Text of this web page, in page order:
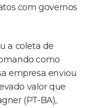
com governos
a coleta de
como
empresa enviou
valor que
(PT-BA),